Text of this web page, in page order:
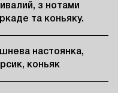
з нотами
та коньяку.
настоянка,
коньяк